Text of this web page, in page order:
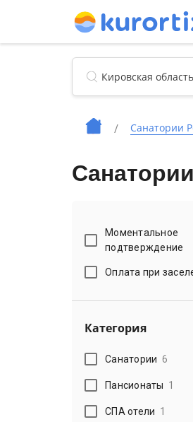
Санатории
Моментальное
подтверждение
Оплата при
Категория
Санатории 6
Пансионаты 1
СПА отели 1